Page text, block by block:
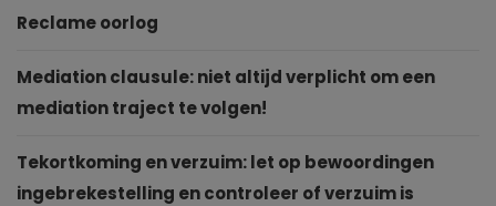
Reclame oorlog
Mediation clausule: niet altijd verplicht om een
mediation traject te volgen!
Tekortkoming en verzuim: let op bewoordingen
ingebrekestelling en controleer of verzuim is